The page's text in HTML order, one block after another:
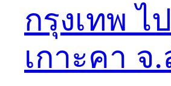
กรุงเทพ ไป
เกาะคา จ